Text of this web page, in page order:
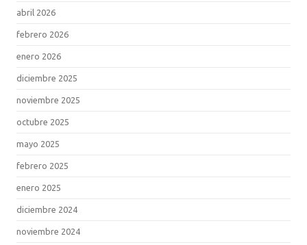
abril 2026
febrero 2026
enero 2026
diciembre 2025
noviembre 2025
octubre 2025
mayo 2025
febrero 2025
enero 2025
diciembre 2024
noviembre 2024